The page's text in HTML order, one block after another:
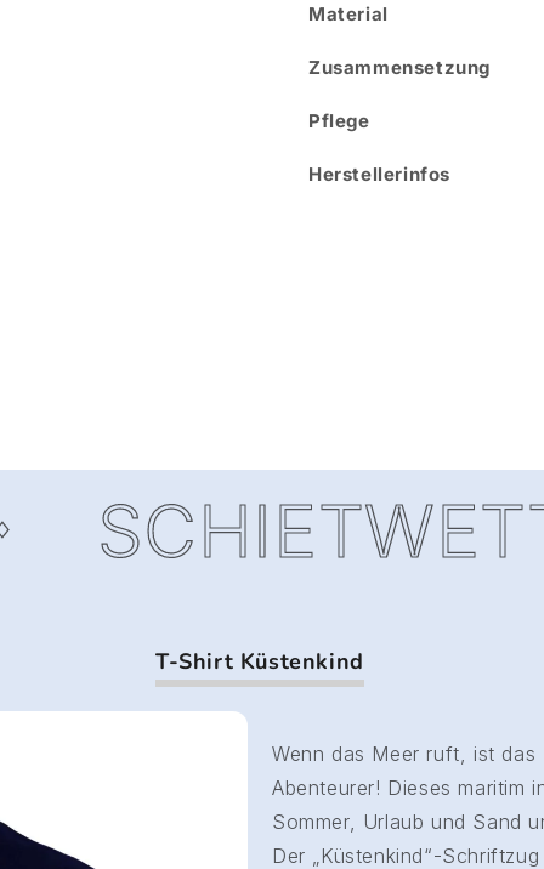
Material
Zusammensetzung
Pflege
Herstellerinfos
T-Shirt Küstenkind
Wenn das Meer ruft, ist
Abenteurer! Dieses maritim
Sommer, Urlaub und Sand
Der „Küstenkind“-